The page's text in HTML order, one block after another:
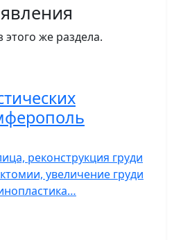
же раздела.
реконструкция груди
увеличение груди